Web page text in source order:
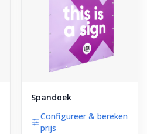
Spandoek
Configureer & bereken
prijs